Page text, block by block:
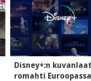
Disney+:n
romahti